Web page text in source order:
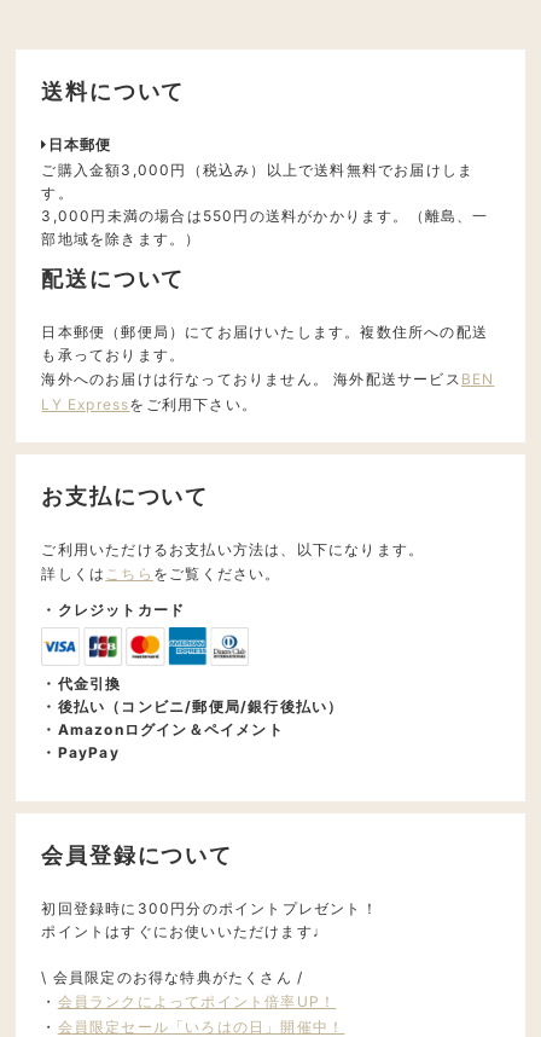
送料について
日本郵便
ご購入金額3,000円（税込み）以上で送料無料でお届けしま
す。
3,000円未満の場合は550円の送料がかかります。（離島、一
部地域を除きます。）
配送について
日本郵便（郵便局）にてお届けいたします。複数住所への配送
も承っております。
海外へのお届けは行なっておりません。 海外配送サービス BEN
LY Expressをご利用下さい。
お支払について
ご利用いただけるお支払い方法は、以下になります。
詳しくは こちら をご覧ください。
・クレジットカード
・代金引換
・後払い（コンビニ/郵便局/銀行後払い）
・Amazonログイン＆ペイメント
・PayPay
会員登録について
初回登録時に300円分のポイントプレゼント！
ポイントはすぐにお使いいただけます♩
\ 会員限定のお得な特典がたくさん /
・ 会員ランクによってポイント倍率UP！
・ 会員限定セール「いろはの日」開催中！